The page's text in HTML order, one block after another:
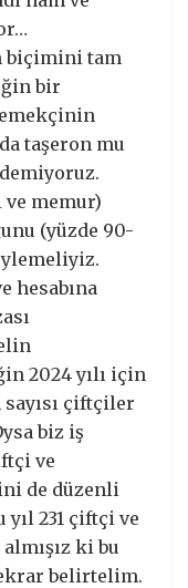
biçimini tam
bir
taşeron mu
memur)
(yüzde 90-
hesabına
2024 yılı için
sayısı çiftçiler
biz iş
ve
de düzenli
yıl 231 çiftçi ve
ki bu
belirtelim.